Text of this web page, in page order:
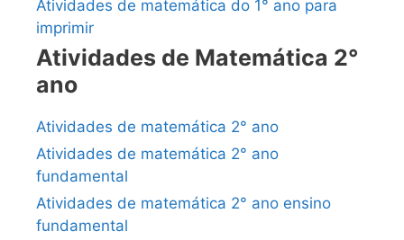
Atividades de matemática do 1° ano para
imprimir
Atividades de Matemática 2°
ano
Atividades de matemática 2° ano
Atividades de matemática 2° ano
fundamental
Atividades de matemática 2° ano ensino
fundamental